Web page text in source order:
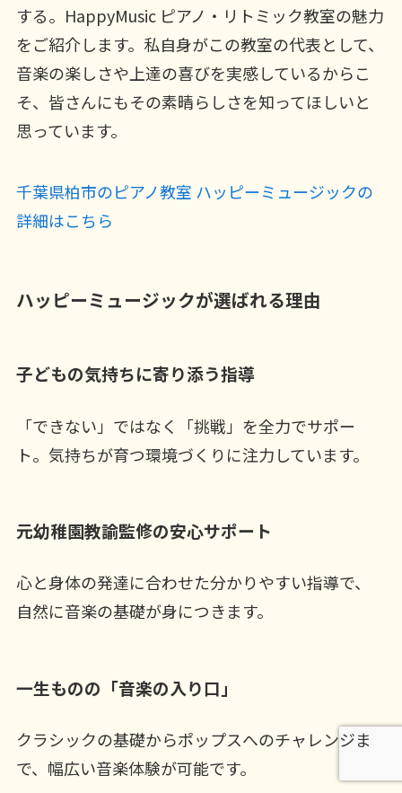
する。HappyMusic ピアノ・リトミック教室の魅力
をご紹介します。私自身がこの教室の代表として、
音楽の楽しさや上達の喜びを実感しているからこ
そ、皆さんにもその素晴らしさを知ってほしいと
思っています。
千葉県柏市のピアノ教室 ハッピーミュージックの
詳細はこちら
ハッピーミュージックが選ばれる理由
子どもの気持ちに寄り添う指導
「できない」ではなく「挑戦」を全力でサポー
ト。気持ちが育つ環境づくりに注力しています。
元幼稚園教諭監修の安心サポート
心と身体の発達に合わせた分かりやすい指導で、
自然に音楽の基礎が身につきます。
一生ものの「音楽の入り口」
クラシックの基礎からポップスへのチャレンジま
で、幅広い音楽体験が可能です。